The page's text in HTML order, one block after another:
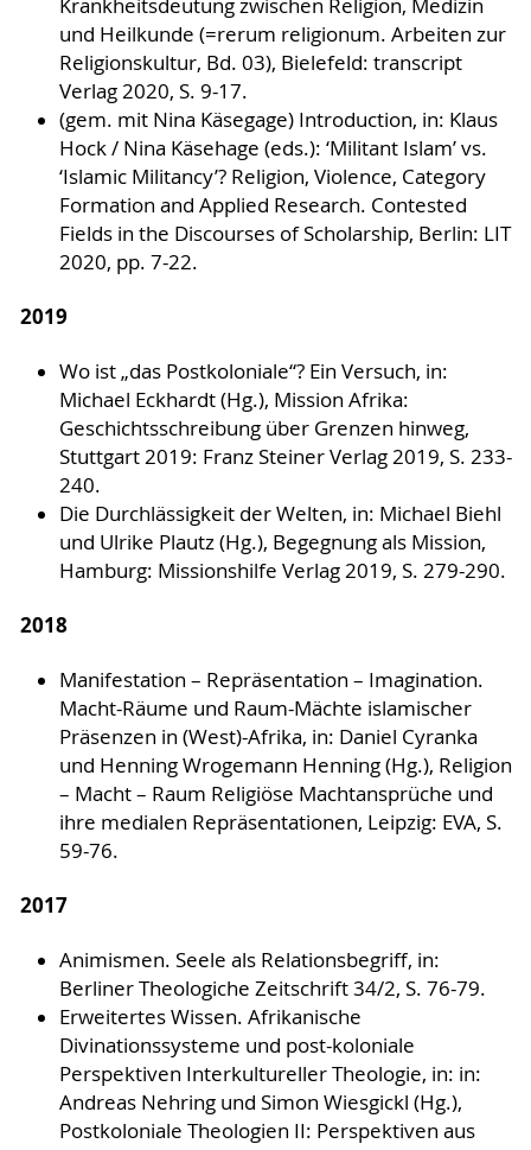
Krankheitsdeutung zwischen Religion, Medizin
und Heilkunde (=rerum religionum. Arbeiten zur
Religionskultur, Bd. 03), Bielefeld: transcript
Verlag 2020, S. 9-17.
(gem. mit Nina Käsegage) Introduction, in: Klaus
Hock / Nina Käsehage (eds.): ‘Militant Islam’ vs.
‘Islamic Militancy’? Religion, Violence, Category
Formation and Applied Research. Contested
Fields in the Discourses of Scholarship, Berlin: LIT
2020, pp. 7-22.
2019
Wo ist „das Postkoloniale“? Ein Versuch, in:
Michael Eckhardt (Hg.), Mission Afrika:
Geschichtsschreibung über Grenzen hinweg,
Stuttgart 2019: Franz Steiner Verlag 2019, S. 233-
240.
Die Durchlässigkeit der Welten, in: Michael Biehl
und Ulrike Plautz (Hg.), Begegnung als Mission,
Hamburg: Missionshilfe Verlag 2019, S. 279-290.
2018
Manifestation – Repräsentation – Imagination.
Macht-Räume und Raum-Mächte islamischer
Präsenzen in (West)-Afrika, in: Daniel Cyranka
und Henning Wrogemann Henning (Hg.), Religion
– Macht – Raum Religiöse Machtansprüche und
ihre medialen Repräsentationen, Leipzig: EVA, S.
59-76.
2017
Animismen. Seele als Relationsbegriff, in:
Berliner Theologiche Zeitschrift 34/2, S. 76-79.
Erweitertes Wissen. Afrikanische
Divinationssysteme und post-koloniale
Perspektiven Interkultureller Theologie, in: in:
Andreas Nehring und Simon Wiesgickl (Hg.),
Postkoloniale Theologien II: Perspektiven aus